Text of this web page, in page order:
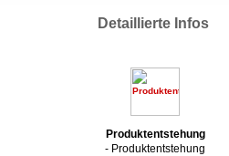
Detaillierte Infos
Produktentstehung
- Produktentstehung